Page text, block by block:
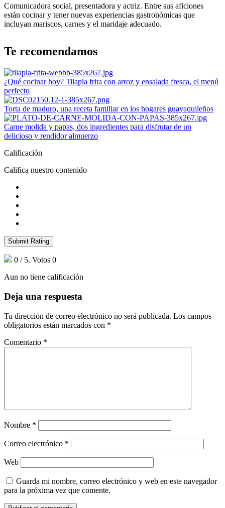
Comunicadora social, presentadora y actriz. Entre sus aficiones
están cocinar y tener nuevas experiencias gastronómicas que
incluyan mariscos, carnes y el maridaje adecuado.
Te recomendamos
¿Qué cocinar hoy? Tilapia frita con arroz y ensalada fresca, el menú
perfecto
Torta de maduro, una receta familiar en los hogares guayaquileños
Carne molida y papas, dos ingredientes para disfrutar de un
delicioso y rendidor almuerzo
Calificación
Califica nuestro contenido
Submit Rating
0 / 5. Votos 0
Aun no tiene calificación
Deja una respuesta
Tu dirección de correo electrónico no será publicada. Los campos
obligatorios están marcados con *
Comentario *
Nombre *
Correo electrónico *
Web
Guarda mi nombre, correo electrónico y web en este navegador
para la próxima vez que comente.